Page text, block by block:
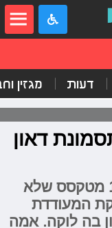
דעות מגזין
דאון
בריטני דווילה, היא נערה בת 16 מטקסס שלא
המעודדת
בה לוקה. אמה